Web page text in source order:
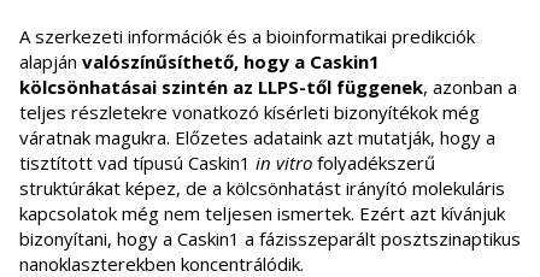
A szerkezeti információk és a bioinformatikai predikciók
alapján valószínűsíthető, hogy a Caskin1
kölcsönhatásai szintén az LLPS-től függenek, azonban a
teljes részletekre vonatkozó kísérleti bizonyítékok még
váratnak magukra. Előzetes adataink azt mutatják, hogy a
tisztított vad típusú Caskin1 in vitro folyadékszerű
struktúrákat képez, de a kölcsönhatást irányító molekuláris
kapcsolatok még nem teljesen ismertek. Ezért azt kívánjuk
bizonyítani, hogy a Caskin1 a fázisszeparált posztszinaptikus
nanoklaszterekben koncentrálódik.